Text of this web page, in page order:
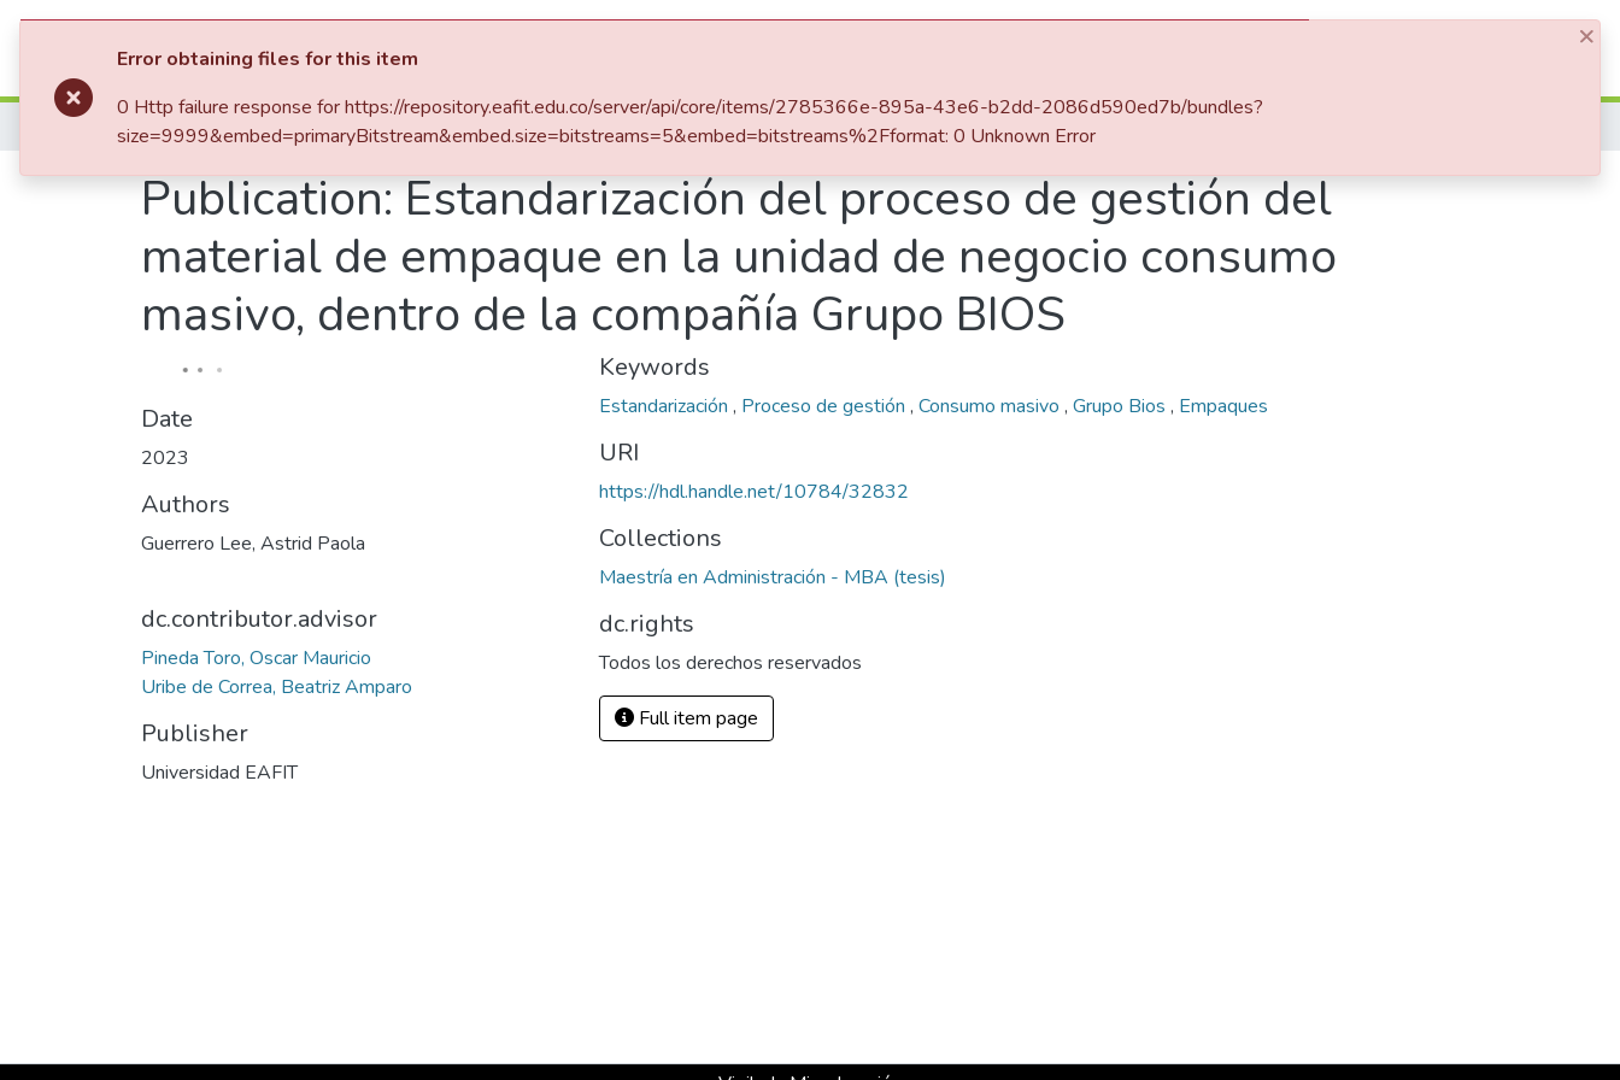
Communities & Collections
Home Tesis de Grado Escuela de Administración Maestría en Administración - MBA (tesis)
Publication:Estandarización del proceso de gestión del
material de empaque en la unidad de negocio consumo
masivo, dentro de la compañía Grupo BIOS
Date
2023
Authors
Guerrero Lee, Astrid Paola
dc.contributor.advisor
Pineda Toro, Oscar Mauricio
Uribe de Correa, Beatriz Amparo
Publisher
Universidad EAFIT
Keywords
Estandarización , Proceso de gestión , Consumo masivo , Grupo Bios , Empaques
URI
https://hdl.handle.net/10784/32832
Collections
Maestría en Administración - MBA (tesis)
dc.rights
Todos los derechos reservados
Full item page
×
Error obtaining files for this item
0 Http failure response for https://repository.eafit.edu.co/server/api/core/items/2785366e-895a-43e6-b2dd-2086d590ed7b/bundles?
size=9999&embed=primaryBitstream&embed.size=bitstreams=5&embed=bitstreams%2Fformat: 0 Unknown Error